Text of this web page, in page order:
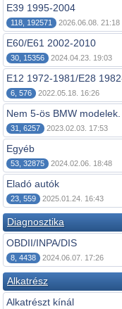
E39 1995-2004
118, 192571 2026.06.08. 21:18
E60/E61 2002-2010
30, 15356 2024.04.23. 19:03
E12 1972-1981/E28
6, 576 2022.05.18. 16:26
Nem 5-ös BMW modelek.
31, 6257 2023.02.03. 17:53
Egyéb
53, 32875 2024.02.06. 18:48
Eladó autók
23, 559 2025.01.24. 16:43
Diagnosztika
OBDII/INPA/DIS
8, 4438 2024.06.07. 17:26
Alkatrész
Alkatrészt kínál